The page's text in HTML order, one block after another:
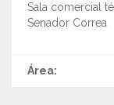
Sala comercial
Senador Correa
Área: